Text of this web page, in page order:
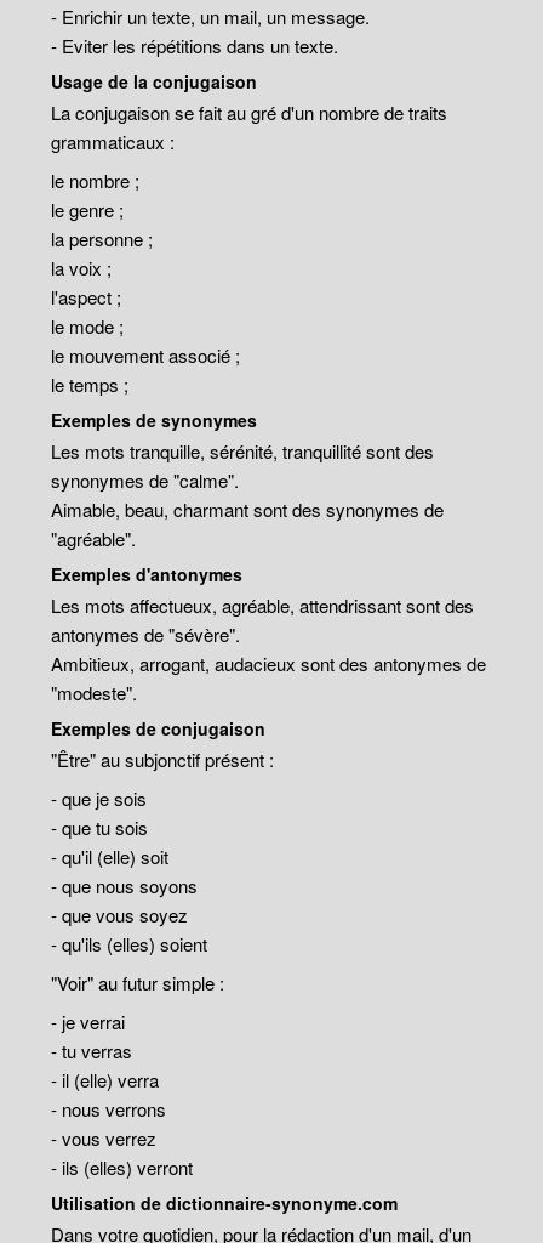
- Enrichir un texte, un mail, un message.
- Eviter les répétitions dans un texte.
Usage de la conjugaison
La conjugaison se fait au gré d'un nombre de traits
grammaticaux :
le nombre ;
le genre ;
la personne ;
la voix ;
l'aspect ;
le mode ;
le mouvement associé ;
le temps ;
Exemples de synonymes
Les mots tranquille, sérénité, tranquillité sont des
synonymes de "calme".
Aimable, beau, charmant sont des synonymes de
"agréable".
Exemples d'antonymes
Les mots affectueux, agréable, attendrissant sont des
antonymes de "sévère".
Ambitieux, arrogant, audacieux sont des antonymes de
"modeste".
Exemples de conjugaison
"Être" au subjonctif présent :
- que je sois
- que tu sois
- qu'il (elle) soit
- que nous soyons
- que vous soyez
- qu'ils (elles) soient
"Voir" au futur simple :
- je verrai
- tu verras
- il (elle) verra
- nous verrons
- vous verrez
- ils (elles) verront
Utilisation de dictionnaire-synonyme.com
Dans votre quotidien, pour la rédaction d'un mail, d'un